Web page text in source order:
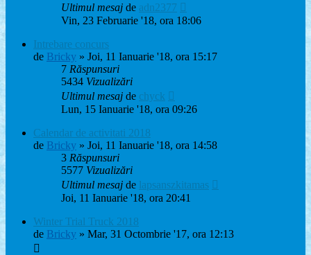
Ultimul mesaj de adn2377
Vin, 23 Februarie '18, ora 18:06
Intrebare concurs
de Bricky » Joi, 11 Ianuarie '18, ora 15:17
7 Răspunsuri
5434 Vizualizări
Ultimul mesaj de chyck
Lun, 15 Ianuarie '18, ora 09:26
Calendar de activitati 2018
de Bricky » Joi, 11 Ianuarie '18, ora 14:58
3 Răspunsuri
5577 Vizualizări
Ultimul mesaj de lapsanszkitamas
Joi, 11 Ianuarie '18, ora 20:41
Winter Trial Truck 2018
de Bricky » Mar, 31 Octombrie '17, ora 12:13